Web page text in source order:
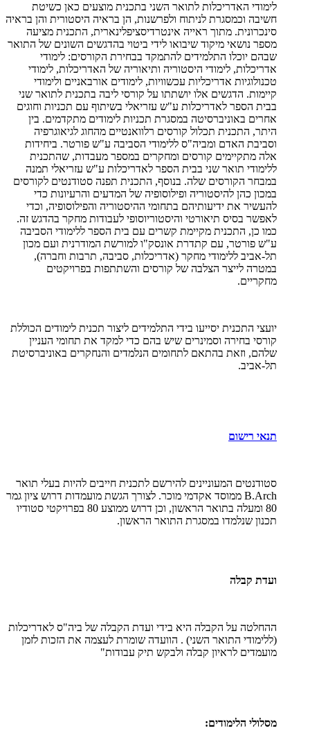
לימודי האדריכלות לתואר השני בתכנית מוצעים כאן כשיטת
חשיבה וכמסגרת לניתוח ולפרשנות, הן בראיה היסטורית והן בראיה
סינכרונית. מתוך ראייה אינטרדיסציפלינארית, התכנית מציעה
מספר נושאי מיקוד שיבואו לידי ביטוי בהדגשים השונים של התואר
שבהם יוכלו התלמידים להתמקד בבחירת הקורסים: לימודי
אדריכלות, לימודי היסטוריה ותיאוריה של האדריכלות, לימודי
טכנולוגיות אדריכליות עכשוויות, לימודים אורבאניים ולימודי
קיימות. הדגשים אלו יושתתו על קורסי ליבה בתכנית לתואר שני
בבית הספר לאדריכלות ע"ש עזריאלי בשיתוף עם תכניות וחוגים
אחרים באוניברסיטה במסגרת תכניות לימודים מתקדמים. בין
היתר, התכנית תכלול קורסים רלוואנטיים מהחוג לגיאוגרפיה
וסביבת האדם ומביה"ס ללימודי הסביבה ע"ש פורטר. ביחידות
אלה מתקיימים קורסים ומחקרים במספר מעבדות, שהתכנית
ללימודי תואר שני בבית הספר לאדריכלות ע"ש עזריאלי תמנה
במבחר הקורסים שלה. בנוסף, התכנית תפנה סטודנטים לקורסים
במכון כהן להיסטוריה ופילוסופיה של המדעים והרעיונות כדי
להעשיר את ידיעותיהם בתחומי ההיסטוריה והפילוסופיה, וכדי
לאפשר בסיס תיאורטי והיסטוריוסופי לעבודות מחקר בהדגש זה.
כמו כן, התכנית מקיימת קשרים עם בית הספר ללימודי הסביבה
ע"ש פורטר, עם קתדרת אונסק"ו למורשת המודרנית ועם מכון
תל-אביב ללימודי מחקר (אדריכלות, סביבה, תרבות וחברה),
במטרה לייצר הצלבה של קורסים והשתתפות בפרויקטים
מחקריים.
יועצי התכנית יסייעו בידי התלמידים ליצור תכנית לימודים הכוללת
קורסי בחירה וסמינרים שיש בהם כדי למקד את תחומי העניין
שלהם, וזאת בהתאם לתחומים הנלמדים והנחקרים באוניברסיטת
תל-אביב.
תנאי רישום
סטודנטים המעוניינים להירשם לתכנית חייבים להיות בעלי תואר
B.Arch ממוסד אקדמי מוכר. לצורך הגשת מועמדות דרוש ציון גמר
80 ומעלה בתואר הראשון, וכן דרוש ממוצע 80 בפרויקטי סטודיו
תכנון שנלמדו במסגרת התואר הראשון.
ועדת קבלה
ההחלטה על הקבלה היא בידי ועדת הקבלה של ביה"ס לאדריכלות
(ללימודי התואר השני) . הוועדה שומרת לעצמה את הזכות לזמן
מועמדים לראיון קבלה ולבקש תיק עבודות"
מסלולי הלימודים: